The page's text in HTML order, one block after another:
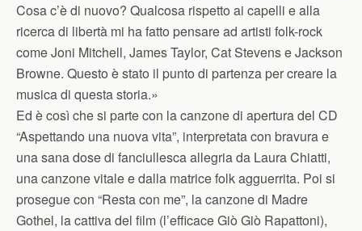
Cosa c’è di nuovo? Qualcosa rispetto ai capelli e alla
ricerca di libertà mi ha fatto pensare ad artisti folk-rock
come Joni Mitchell, James Taylor, Cat Stevens e Jackson
Browne. Questo è stato il punto di partenza per creare la
musica di questa storia.»
Ed è così che si parte con la canzone di apertura del CD
“Aspettando una nuova vita”, interpretata con bravura e
una sana dose di fanciullesca allegria da Laura Chiatti,
una canzone vitale e dalla matrice folk agguerrita. Poi si
prosegue con “Resta con me”, la canzone di Madre
Gothel, la cattiva del film (l’efficace Giò Giò Rapattoni),